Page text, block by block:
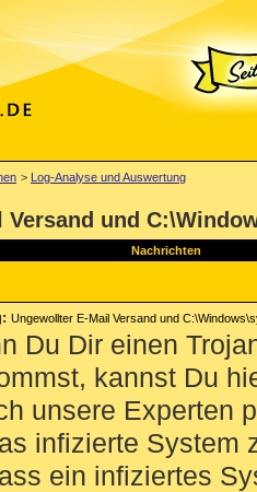
> Log-Analyse und Auswertung
Versand und
Nachrichten
: Ungewollter E-Mail Versand und
Du Dir einen
kannst Du
unsere Experten
infizierte System
ein infiziertes